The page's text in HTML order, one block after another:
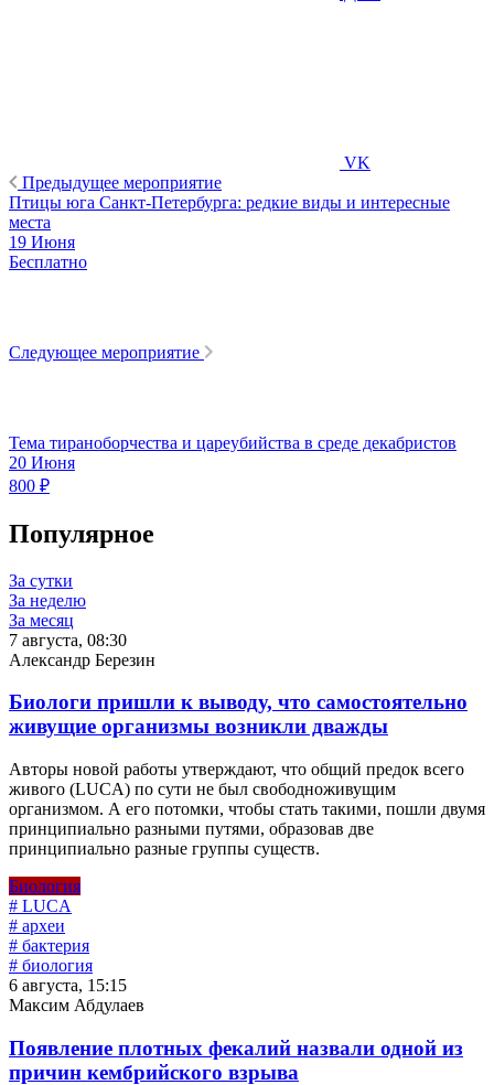
VK
Предыдущее мероприятие
Птицы юга Санкт-Петербурга: редкие виды и интересные
места
19 Июня
Бесплатно
Следующее мероприятие
Тема тираноборчества и цареубийства в среде декабристов
20 Июня
800 ₽
Популярное
За сутки
За неделю
За месяц
7 августа, 08:30
Александр Березин
Биологи пришли к выводу, что самостоятельно
живущие организмы возникли дважды
Авторы новой работы утверждают, что общий предок всего
живого (LUCA) по сути не был свободноживущим
организмом. А его потомки, чтобы стать такими, пошли двумя
принципиально разными путями, образовав две
принципиально разные группы существ.
Биология
# LUCA
# археи
# бактерия
# биология
6 августа, 15:15
Максим Абдулаев
Появление плотных фекалий назвали одной из
причин кембрийского взрыва